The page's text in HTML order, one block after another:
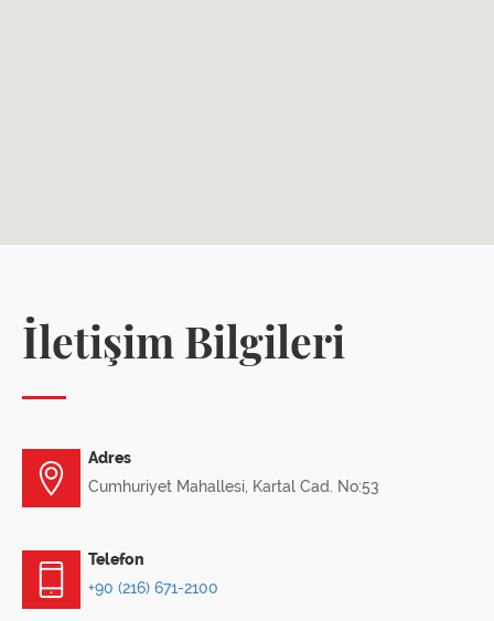
İletişim Bilgileri
Adres
Cumhuriyet Mahallesi, Kartal Cad. No:53
Telefon
+90 (216) 671-2100